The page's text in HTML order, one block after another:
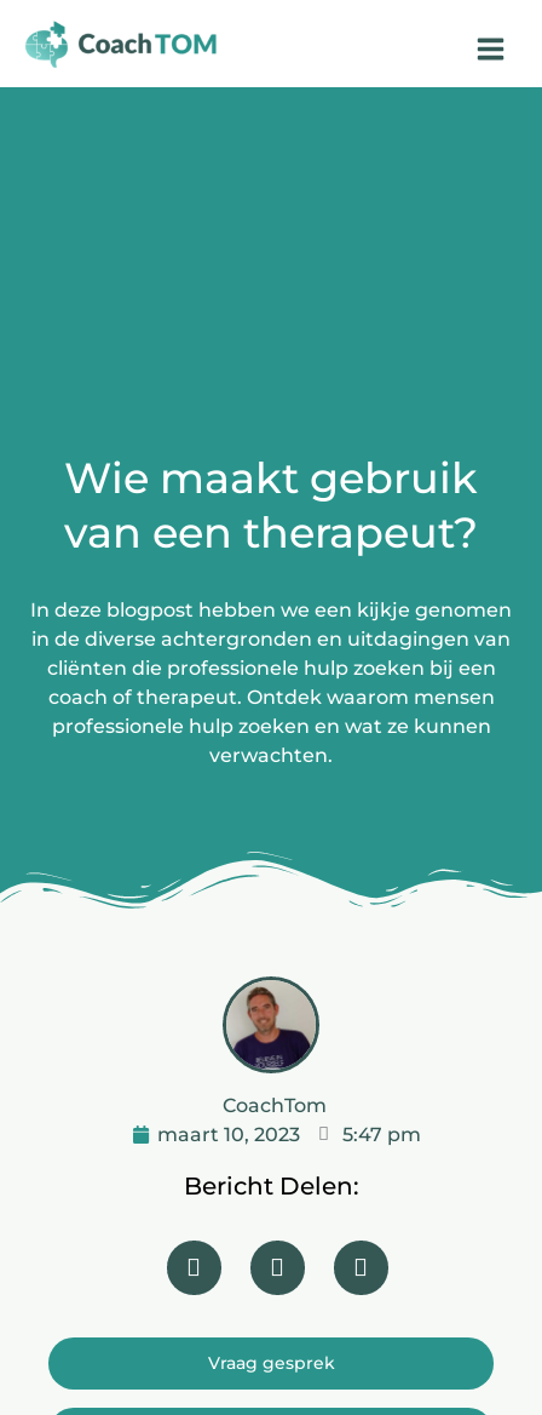
naar
Menu
Wie maakt gebruik
van een therapeut?
In deze blogpost hebben we een kijkje genomen
in de diverse achtergronden en uitdagingen van
cliënten die professionele hulp zoeken bij een
coach of therapeut. Ontdek waarom mensen
professionele hulp zoeken en wat ze kunnen
verwachten.
CoachTom
maart 10, 2023
5:47 pm
Bericht Delen:
Vraag gesprek